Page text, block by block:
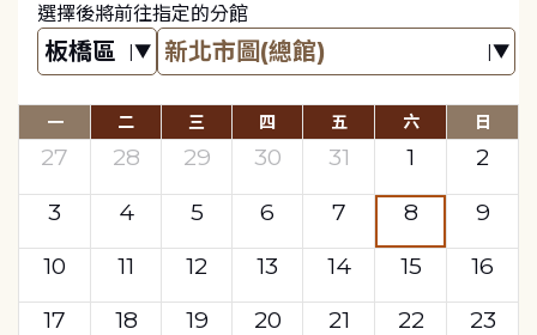
選擇後將前往指定的分館
一 二 三 四 五 六 日
27 28 29 30 31 1
2
3
4 5 6 7 8
9
10
11 12 13 14 15
16
17
18 19 20 21 22
23